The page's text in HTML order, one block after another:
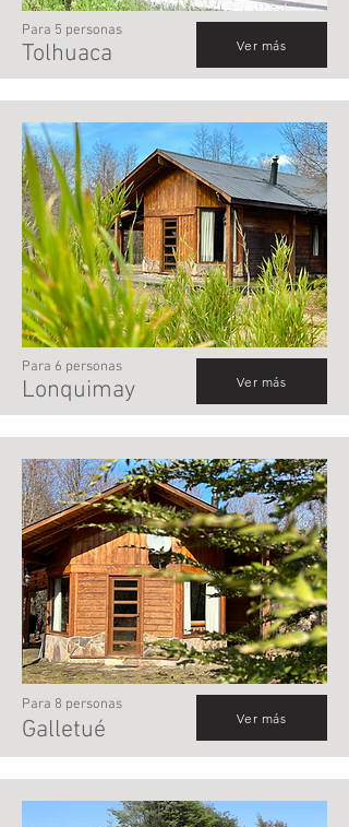
Para 5 personas
Tolhuaca Ver más
Para 6 personas
Lonquimay Ver más
Para 8 personas
Galletué Ver más